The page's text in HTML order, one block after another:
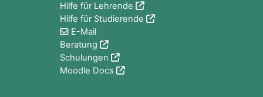
Hilfe für Lehrende
Hilfe für Studierende
E-Mail
Beratung
Schulungen
Moodle Docs